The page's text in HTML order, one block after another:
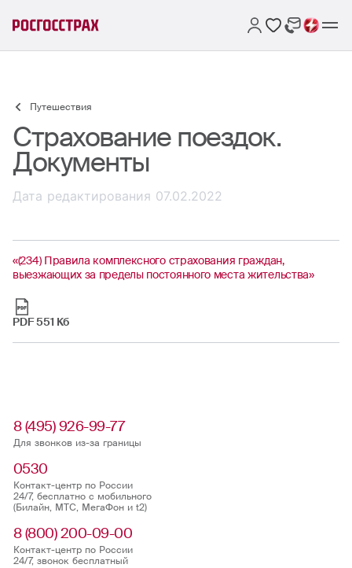
Путешествия
Страхование поездок.
Документы
Дата редактирования 07.02.2022
PDF 551 Кб
«(234) Правила комплексного страхования граждан,
выезжающих за пределы постоянного места жительства»
8 (495) 926-99-77
Для звонков из-за границы
0530
Контакт-центр по России
24/7, бесплатно с мобильного
(Билайн, МТС, МегаФон и t2)
8 (800) 200-09-00
Контакт-центр по России
24/7, звонок бесплатный